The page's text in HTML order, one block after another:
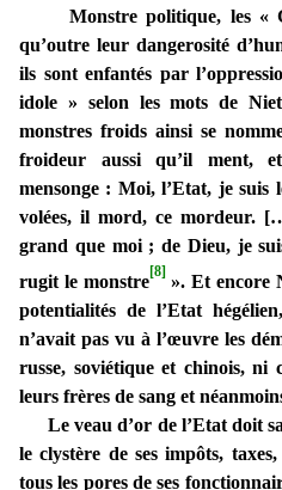
Monstre politique, les «
qu’outre leur dangerosité
ils sont enfantés par
idole » selon les mots de
monstres froids ainsi se
froideur aussi qu’il ment,
mensonge : Moi, l’Etat, je
volées, il mord, ce mordeur.
grand que moi ; de Dieu, je
rugit le monstre[8]». Et encore
potentialités de l’Etat
n’avait pas vu à l’œuvre les
russe, soviétique et chinois, ni
leurs frères de sang et
Le veau d’or de l’Etat doit
le clystère de ses impôts,
tous les pores de ses